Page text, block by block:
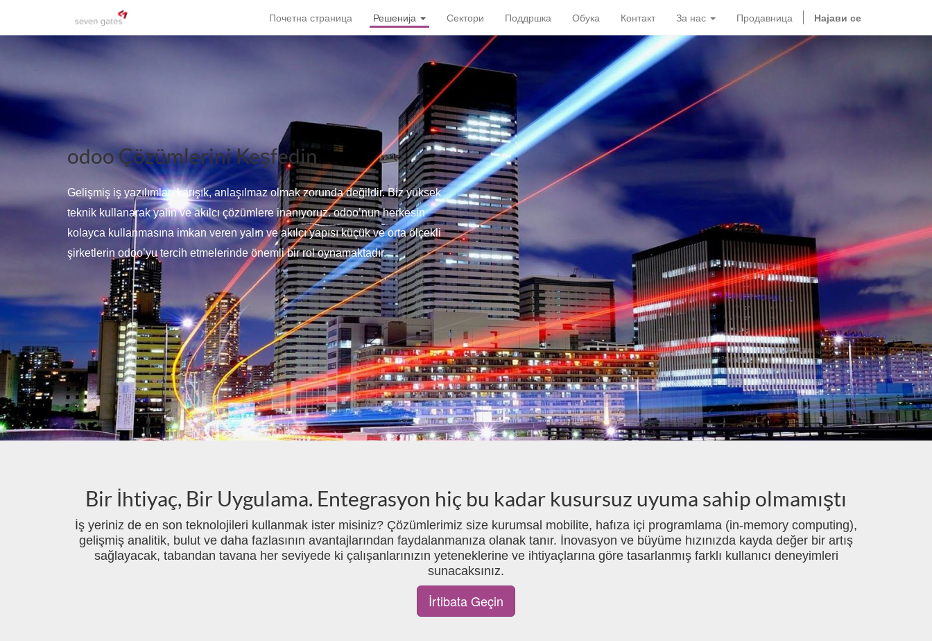
Почетна страница Решенија Сектори Поддршка Обука Контакт За нас Продавница Најави се
odoo Çözümlerini Keşfedin
Gelişmiş iş yazılımları karışık, anlaşılmaz olmak zorunda değildir. Biz yüksek
teknik kullanarak yalın ve akılcı çözümlere inanıyoruz. odoo’nun herkesin
kolayca kullanmasına imkan veren yalın ve akılcı yapısı küçük ve orta ölçekli
şirketlerin odoo’yu tercih etmelerinde önemli bir rol oynamaktadır.
Bir İhtiyaç, Bir Uygulama. Entegrasyon hiç bu kadar kusursuz uyuma sahip olmamıştı
İş yeriniz de en son teknolojileri kullanmak ister misiniz? Çözümlerimiz size kurumsal mobilite, hafıza içi programlama (in-memory computing),
gelişmiş analitik, bulut ve daha fazlasının avantajlarından faydalanmanıza olanak tanır. İnovasyon ve büyüme hızınızda kayda değer bir artış
sağlayacak, tabandan tavana her seviyede ki çalışanlarınızın yeteneklerine ve ihtiyaçlarına göre tasarlanmış farklı kullanıcı deneyimleri
sunacaksınız.
İrtibata Geçin